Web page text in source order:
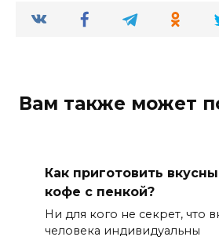
Вам также может
Как приготовить
кофе с пенкой?
Ни для кого не секрет, что
человека индивидуальны